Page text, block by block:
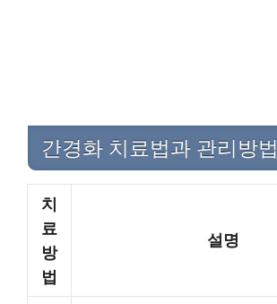
간경화 치료법과 관리방법
치
료
방
법
설명